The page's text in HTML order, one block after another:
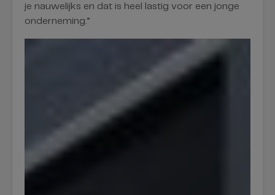
je nauwelijks en dat is heel lastig voor een jonge
onderneming.”